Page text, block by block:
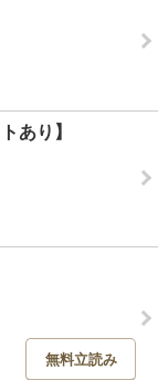
あり】
無料立読み